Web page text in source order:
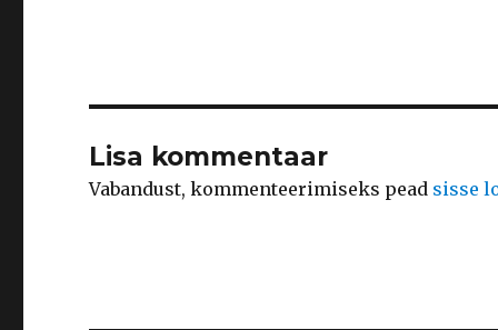
Lisa kommentaar
Vabandust, kommenteerimiseks pead sisse